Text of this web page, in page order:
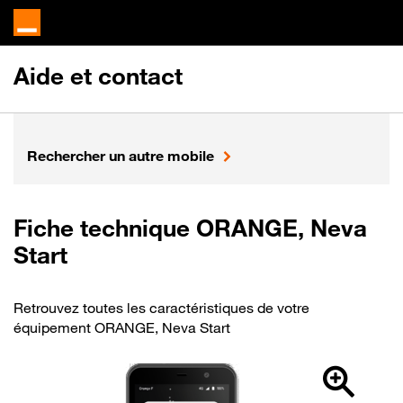
Aide et contact
Rechercher un autre mobile
Fiche technique ORANGE, Neva
Start
Retrouvez toutes les caractéristiques de votre
équipement ORANGE, Neva Start